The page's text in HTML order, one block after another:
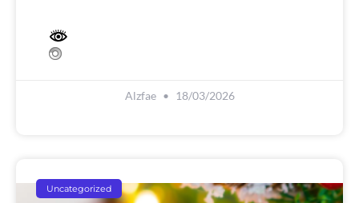
Alzfae 18/03/2026
Uncategorized